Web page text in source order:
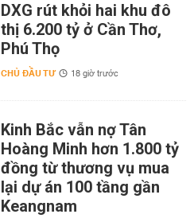
DXG rút khỏi hai khu đô
thị 6.200 tỷ ở Cần Thơ,
Phú Thọ
CHỦ ĐẦU TƯ 18 giờ trước
Kinh Bắc vẫn nợ Tân
Hoàng Minh hơn 1.800 tỷ
đồng từ thương vụ mua
lại dự án 100 tầng gần
Keangnam